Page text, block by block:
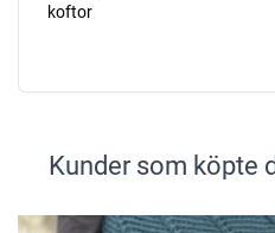
koftor
Kunder som köpte